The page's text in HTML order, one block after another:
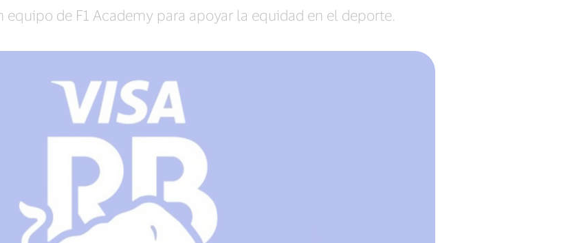
equipo de F1 Academy para apoyar la equidad en el deporte.